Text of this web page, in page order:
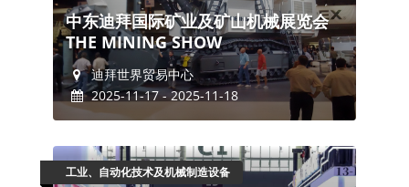
中东迪拜国际矿业及矿山机械展览会
THE MINING SHOW
迪拜世界贸易中心
2025-11-17 - 2025-11-18
工业、自动化技术及机械制造设备